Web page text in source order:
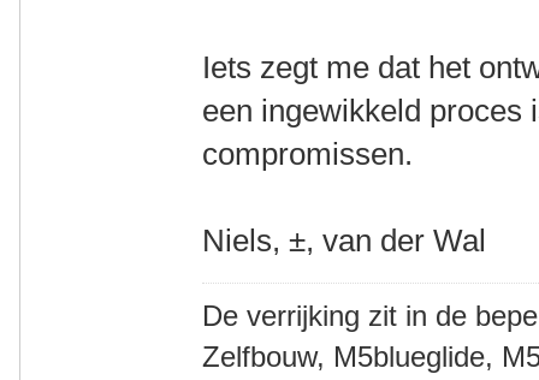
Iets zegt me dat het
een ingewikkeld proces
compromissen.
Niels, ±, van der Wal
De verrijking zit in de
Zelfbouw, M5blueglide,